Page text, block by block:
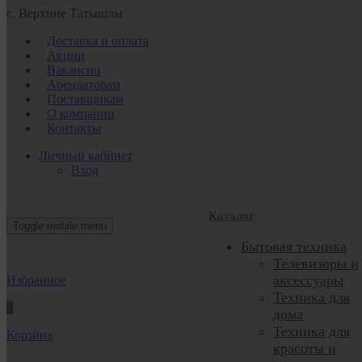
с. Верхние Татышлы
Доставка и оплата
Акции
Вакансии
Арендаторам
Поставщикам
О компании
Контакты
Личный кабинет
Вход
Toggle mobile menu
Каталог
Бытовая техника
Телевизоры и
аксессуары
Техника для
дома
Техника для
красоты и
Избранное
0
Корзина